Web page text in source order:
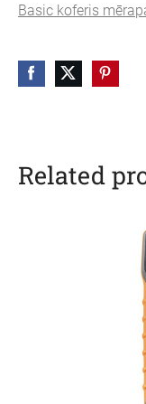
Basic koferis
Related